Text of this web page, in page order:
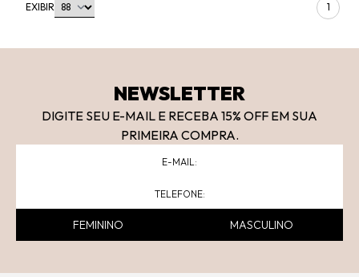
EXIBIR 1
NEWSLETTER
DIGITE SEU E-MAIL E RECEBA 15% OFF EM SUA
PRIMEIRA COMPRA.
FEMININO MASCULINO